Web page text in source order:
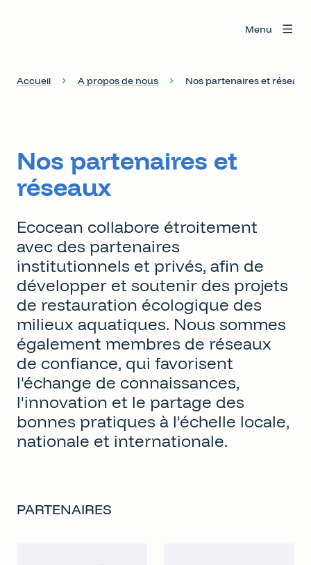
Menu
Accueil A propos de nous Nos partenaires et réseaux
Nos partenaires et
réseaux
Ecocean collabore étroitement
avec des partenaires
institutionnels et privés, afin de
développer et soutenir des projets
de restauration écologique des
milieux aquatiques. Nous sommes
également membres de réseaux
de confiance, qui favorisent
l'échange de connaissances,
l'innovation et le partage des
bonnes pratiques à l'échelle locale,
nationale et internationale.
PARTENAIRES